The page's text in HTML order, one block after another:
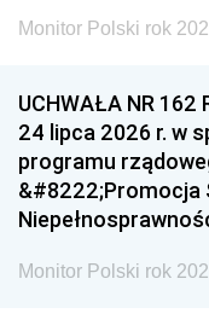
Monitor Polski rok
UCHWAŁA NR 162
24 lipca 2026 r. w
programu
&#8222;Promocja
Monitor Polski rok